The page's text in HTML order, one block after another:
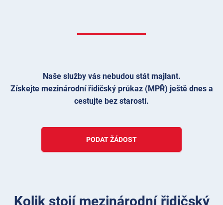
Naše služby vás nebudou stát majlant.
Získejte mezinárodní řidičský průkaz (MPŘ) ještě dnes a
cestujte bez starostí.
PODAT ŽÁDOST
Kolik stojí mezinárodní řidičský